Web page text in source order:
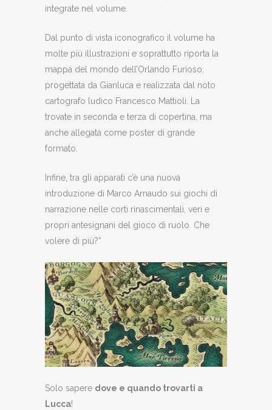
integrate nel volume.
Dal punto di vista iconografico il volume ha
molte più illustrazioni e soprattutto riporta la
mappa del mondo dell’Orlando Furioso,
progettata da Gianluca e realizzata dal noto
cartografo ludico Francesco Mattioli. La
trovate in seconda e terza di copertina, ma
anche allegata come poster di grande
formato.
Infine, tra gli apparati c’è una nuova
introduzione di Marco Arnaudo sui giochi di
narrazione nelle corti rinascimentali, veri e
propri antesignani del gioco di ruolo. Che
volere di più?”
Solo sapere dove e quando trovarti a
Lucca!